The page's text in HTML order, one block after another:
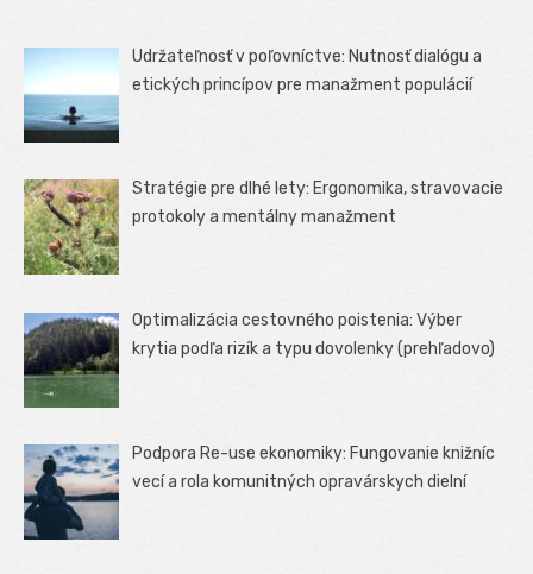
Udržateľnosť v poľovníctve: Nutnosť dialógu a
etických princípov pre manažment populácií
Stratégie pre dlhé lety: Ergonomika, stravovacie
protokoly a mentálny manažment
Optimalizácia cestovného poistenia: Výber
krytia podľa rizík a typu dovolenky (prehľadovo)
Podpora Re-use ekonomiky: Fungovanie knižníc
vecí a rola komunitných opravárskych dielní